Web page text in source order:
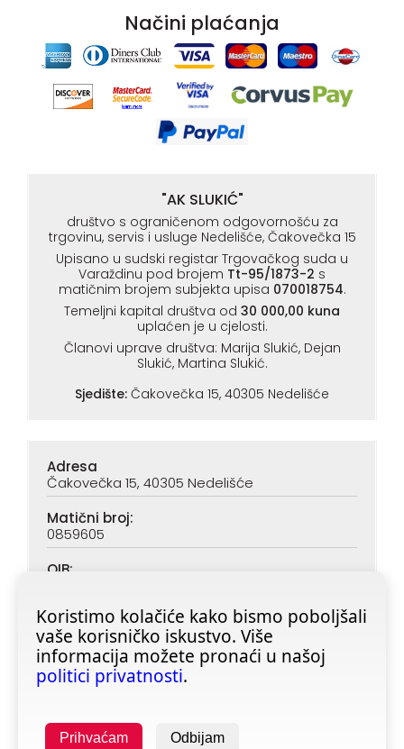
Koristimo kolačiće kako bismo poboljšali
vaše korisničko iskustvo. Više
informacija možete pronaći u našoj
politici privatnosti.
Prihvaćam Odbijam
Načini plaćanja
"AK SLUKIĆ"
društvo s ograničenom odgovornošću za
trgovinu, servis i usluge Nedelišće, Čakovečka 15
Upisano u sudski registar Trgovačkog suda u
Varaždinu pod brojem Tt-95/1873-2 s
matičnim brojem subjekta upisa 070018754.
Temeljni kapital društva od 30 000,00 kuna
uplaćen je u cjelosti.
Članovi uprave društva: Marija Slukić, Dejan
Slukić, Martina Slukić.
Sjedište: Čakovečka 15, 40305 Nedelišće
Adresa
Čakovečka 15, 40305 Nedelišće
Matični broj:
0859605
OIB:
IBAN (PBZ):
HR6923400091116020362
IBAN (ZABA):
HR4623600001101728355